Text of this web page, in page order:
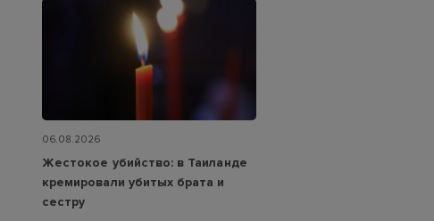
06.08.2026
Жестокое убийство: в Таиланде
кремировали убитых брата и
сестру